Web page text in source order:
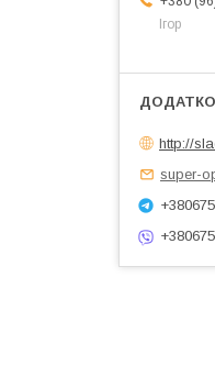
Ігор
http://
super-